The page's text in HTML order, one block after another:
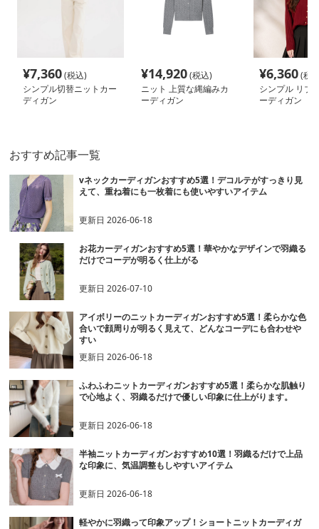
¥7,360(税込)
シンプル切替ニットカー
ディガン
¥14,920(税込)
ニット 上質な縄編みカ
ーディガン
¥6,360(税
シンプル リブ
ーディガン
おすすめ記事一覧
vネックカーディガンおすすめ5選！デコルテがすっきり見
えて、重ね着にも一枚着にも使いやすいアイテム
更新日2026-06-18
お花カーディガンおすすめ5選！華やかなデザインで羽織る
だけでコーデが明るく仕上がる
更新日2026-07-10
アイボリーのニットカーディガンおすすめ5選！柔らかな色
合いで顔周りが明るく見えて、どんなコーデにも合わせや
すい
更新日2026-06-18
ふわふわニットカーディガンおすすめ5選！柔らかな肌触り
で心地よく、羽織るだけで優しい印象に仕上がります。
更新日2026-06-18
半袖ニットカーディガンおすすめ10選！羽織るだけで上品
な印象に、気温調整もしやすいアイテム
更新日2026-06-18
軽やかに羽織って印象アップ！ショートニットカーディガ